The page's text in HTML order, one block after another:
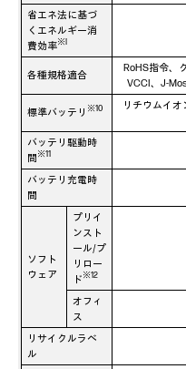
省エネ法に基づ
くエネルギー消
費効率※I
各種規格適合
RoHS指令、
VCCI、J-
標準バッテリ ※10
リチウムイ
バッテリ駆動時
間※11
バッテリ充電時
間
ソフト
ウェア
プリイ
ンスト
ール/プ
リロー
ド※12
オフィ
ス
リサイクルラベ
ル